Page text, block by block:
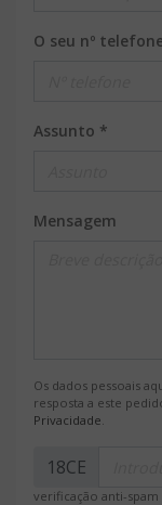
O seu nº
Assunto *
Mensagem
Os dados pessoais
resposta a este
Privacidade.
18CE
verificação anti-spam